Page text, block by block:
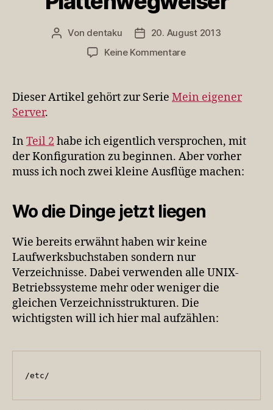
Beitragsautor
Von dentaku Veröffentlichungsdatum
20. August 2013
Keine Kommentarezu
Dieser Artikel gehört zur Serie Mein eigener
Server.
In Teil 2 habe ich eigentlich versprochen, mit
der Konfiguration zu beginnen. Aber vorher
muss ich noch zwei kleine Ausflüge machen:
Wo die Dinge jetzt liegen
Wie bereits erwähnt haben wir keine
Laufwerksbuchstaben sondern nur
Verzeichnisse. Dabei verwenden alle UNIX-
Betriebssysteme mehr oder weniger die
gleichen Verzeichnisstrukturen. Die
wichtigsten will ich hier mal aufzählen:
/etc/